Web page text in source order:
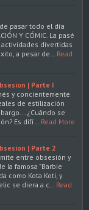
pasar todo el día
Y CÓMIC. La pasé
divertidas
a pesar de…
Read
| Parte I
y concientemente
de estilización
¿Cuándo se
Es difí…
Read More
| Parte 2
entre obsesión y
la famosa "Barbie
como Kota Koti, y
se diera a c…
Read